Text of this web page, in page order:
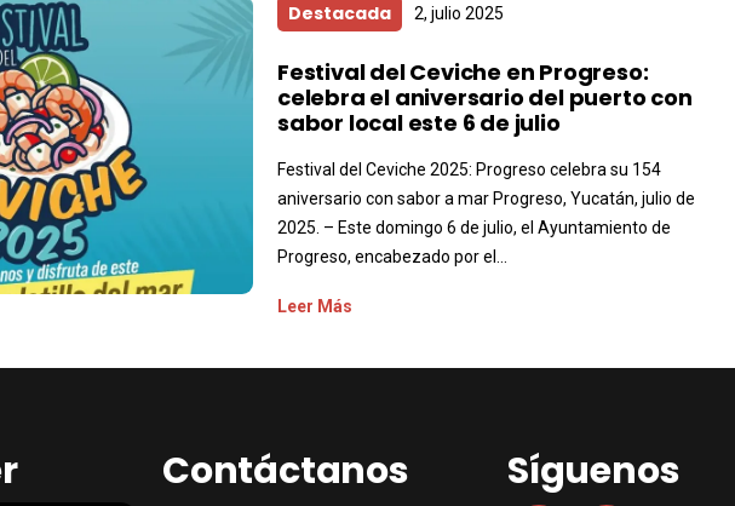
Destacada 2, julio 2025
Festival del Ceviche en Progreso:
celebra el aniversario del puerto con
sabor local este 6 de julio
Festival del Ceviche 2025: Progreso celebra su 154
aniversario con sabor a mar Progreso, Yucatán, julio de
2025. – Este domingo 6 de julio, el Ayuntamiento de
Progreso, encabezado por el...
Leer Más
Contáctanos Síguenos